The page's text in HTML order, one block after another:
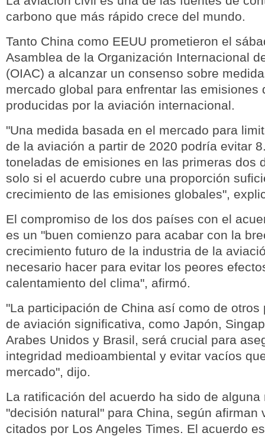
carbono que más rápido crece del mundo.
Tanto China como EEUU prometieron el
Asamblea de la Organización Internacional
(OIAC) a alcanzar un consenso sobre
mercado global para enfrentar las emisiones
producidas por la aviación internacional.
"Una medida basada en el mercado para
de la aviación a partir de 2020 podría evitar
toneladas de emisiones en las primeras dos
solo si el acuerdo cubre una proporción
crecimiento de las emisiones globales",
El compromiso de los dos países con el
es un "buen comienzo para acabar con la
crecimiento futuro de la industria de la
necesario hacer para evitar los peores
calentamiento del clima", afirmó.
"La participación de China así como de
de aviación significativa, como Japón,
Arabes Unidos y Brasil, será crucial para
integridad medioambiental y evitar vacíos
mercado", dijo.
La ratificación del acuerdo ha sido de alguna
"decisión natural" para China, según afirman
citados por Los Angeles Times. El acuerdo